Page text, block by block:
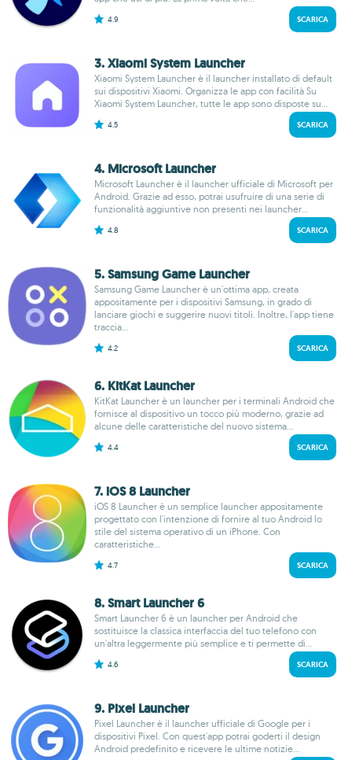
4.9 SCARICA
3. Xiaomi System Launcher
Xiaomi System Launcher è il launcher installato di default
sui dispositivi Xiaomi. Organizza le app con facilità Su
Xiaomi System Launcher, tutte le app sono disposte su...
4.5 SCARICA
4. Microsoft Launcher
Microsoft Launcher è il launcher ufficiale di Microsoft per
Android. Grazie ad esso, potrai usufruire di una serie di
funzionalità aggiuntive non presenti nei launcher...
4.8 SCARICA
5. Samsung Game Launcher
Samsung Game Launcher è un'ottima app, creata
appositamente per i dispositivi Samsung, in grado di
lanciare giochi e suggerire nuovi titoli. Inoltre, l'app tiene
traccia...
4.2 SCARICA
6. KitKat Launcher
KitKat Launcher è un launcher per i terminali Android che
fornisce al dispositivo un tocco più moderno, grazie ad
alcune delle caratteristiche del nuovo sistema...
4.4 SCARICA
7. iOS 8 Launcher
iOS 8 Launcher è un semplice launcher appositamente
progettato con l'intenzione di fornire al tuo Android lo
stile del sistema operativo di un iPhone. Con
caratteristiche...
4.7 SCARICA
8. Smart Launcher 6
Smart Launcher 6 è un launcher per Android che
sostituisce la classica interfaccia del tuo telefono con
un'altra leggermente più semplice e ti permette di...
4.6 SCARICA
9. Pixel Launcher
Pixel Launcher è il launcher ufficiale di Google per i
dispositivi Pixel. Con quest'app potrai goderti il design
Android predefinito e ricevere le ultime notizie...